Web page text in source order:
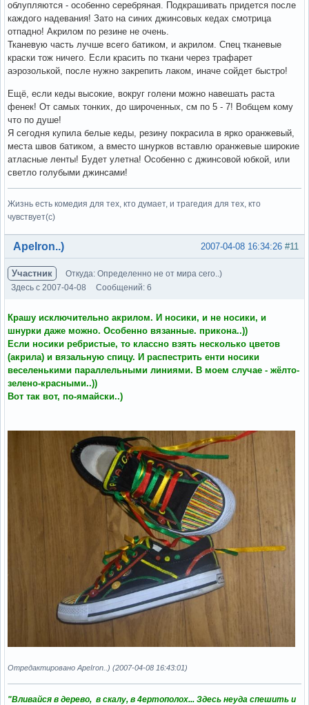
облупляются - особенно серебряная. Подкрашивать придется после
каждого надевания! Зато на синих джинсовых кедах смотрица
отпадно! Акрилом по резине не очень.
Тканевую часть лучше всего батиком, и акрилом. Спец тканевые
краски тож ничего. Если красить по ткани через трафарет
аэрозолькой, после нужно закрепить лаком, иначе сойдет быстро!
Ещё, если кеды высокие, вокруг голени можно навешать раста
фенек! От самых тонких, до широченных, см по 5 - 7! Вобщем кому
что по душе!
Я сегодня купила белые кеды, резину покрасила в ярко оранжевый,
места швов батиком, а вместо шнурков вставлю оранжевые широкие
атласные ленты! Будет улетна! Особенно с джинсовой юбкой, или
светло голубыми джинсами!
Жизнь есть комедия для тех, кто думает, и трагедия для тех, кто
чувствует(с)
Вне форума #11
2007-04-08 16:34:26
ApeIron..)
Участник
Откуда: Определенно не от мира сего..)
Здесь с 2007-04-08
Сообщений: 6
Крашу исключительно акрилом. И носики, и не носики, и
шнурки даже можно. Особенно вязанные. прикона..))
Если носики ребристые, то классно взять несколько цветов
(акрила) и вязальную спицу. И распестрить енти носики
веселенькими параллельными линиями. В моем случае - жёлто-
зелено-красными..))
Вот так вот, по-ямайски..)
Отредактировано ApeIron..) (2007-04-08 16:43:01)
"Вливайся в дерево, в скалу, в 4ертополох... Здесь неуда спешить и